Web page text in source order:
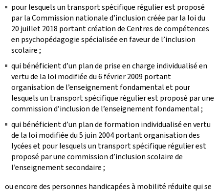
pour lesquels un transport spécifique régulier est proposé
par la Commission nationale d’inclusion créée par la loi du
20 juillet 2018 portant création de Centres de compétences
en psychopédagogie spécialisée en faveur de l’inclusion
scolaire ;
qui bénéficient d’un plan de prise en charge individualisé en
vertu de la loi modifiée du 6 février 2009 portant
organisation de l’enseignement fondamental et pour
lesquels un transport spécifique régulier est proposé par une
commission d’inclusion de l’enseignement fondamental ;
qui bénéficient d’un plan de formation individualisé en vertu
de la loi modifiée du 5 juin 2004 portant organisation des
lycées et pour lesquels un transport spécifique régulier est
proposé par une commission d’inclusion scolaire de
l’enseignement secondaire ;
ou encore des personnes handicapées à mobilité réduite qui se